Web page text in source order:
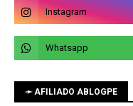
➛ AFILIADO ABLOGPE